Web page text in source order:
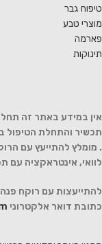
טיפוח גבר
מוצרי טבע
פארמה
תינוקות
אין במידע באתר זה
תכשיר והתחלת הטיפול
. מומלץ להתייעץ עם
לוואי, אינטראקציה עם
כתובת דואר אלקטרוני